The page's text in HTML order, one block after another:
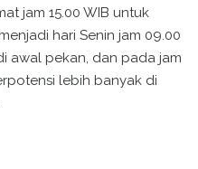
jam 15.00 WIB untuk
hari Senin jam 09.00
awal pekan, dan pada jam
lebih banyak di